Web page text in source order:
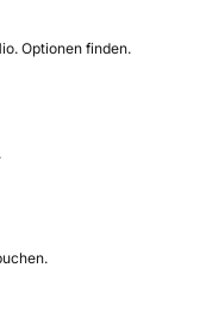
Optionen finden.